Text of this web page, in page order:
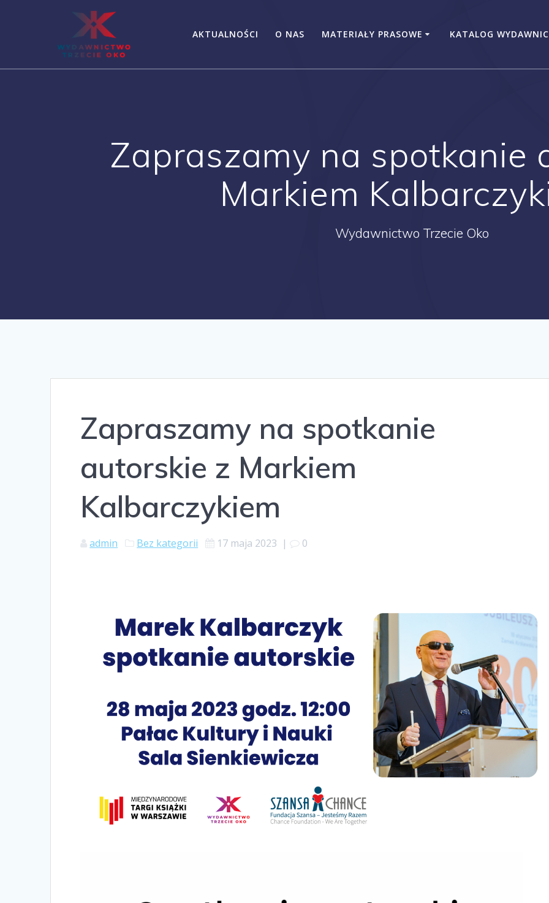
AKTUALNOŚCI O NAS MATERIAŁY PRASOWE KATALOG
Zapraszamy na spotkanie
Markiem
Wydawnictwo Trzecie Oko
Zapraszamy na spotkanie
autorskie z Markiem
Kalbarczykiem
admin Bez kategorii 17 maja 2023 | 0